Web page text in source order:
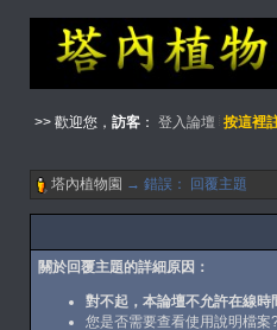
>> 歡迎您， 訪客： 登入論壇 按這裡
塔內植物園 → 錯誤： 回覆主題
關於回覆主題的詳細原因：
對不起，本論壇不允許在線
您是否需要查看使用說明檔案